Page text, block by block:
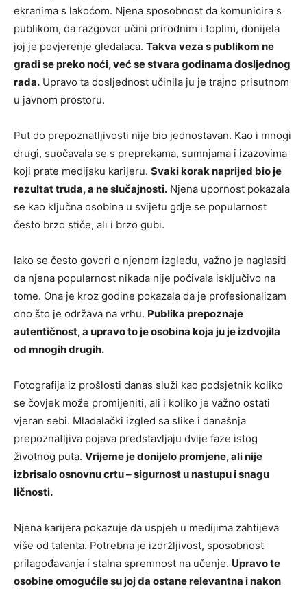
ekranima s lakoćom. Njena sposobnost da komunicira s
publikom, da razgovor učini prirodnim i toplim, donijela
joj je povjerenje gledalaca. Takva veza s publikom ne
gradi se preko noći, već se stvara godinama dosljednog
rada. Upravo ta dosljednost učinila ju je trajno prisutnom
u javnom prostoru.
Put do prepoznatljivosti nije bio jednostavan. Kao i mnogi
drugi, suočavala se s preprekama, sumnjama i izazovima
koji prate medijsku karijeru. Svaki korak naprijed bio je
rezultat truda, a ne slučajnosti. Njena upornost pokazala
se kao ključna osobina u svijetu gdje se popularnost
često brzo stiče, ali i brzo gubi.
Iako se često govori o njenom izgledu, važno je naglasiti
da njena popularnost nikada nije počivala isključivo na
tome. Ona je kroz godine pokazala da je profesionalizam
ono što je održava na vrhu. Publika prepoznaje
autentičnost, a upravo to je osobina koja ju je izdvojila
od mnogih drugih.
Fotografija iz prošlosti danas služi kao podsjetnik koliko
se čovjek može promijeniti, ali i koliko je važno ostati
vjeran sebi. Mladalački izgled sa slike i današnja
prepoznatljiva pojava predstavljaju dvije faze istog
životnog puta. Vrijeme je donijelo promjene, ali nije
izbrisalo osnovnu crtu – sigurnost u nastupu i snagu
ličnosti.
Njena karijera pokazuje da uspjeh u medijima zahtijeva
više od talenta. Potrebna je izdržljivost, sposobnost
prilagođavanja i stalna spremnost na učenje. Upravo te
osobine omogućile su joj da ostane relevantna i nakon